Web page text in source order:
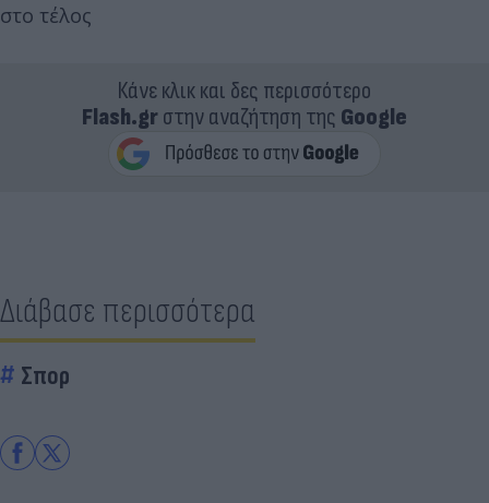
στο τέλος
Κάνε κλικ και δες περισσότερο
Flash.grστην αναζήτηση της Google
Διάβασε περισσότερα
Σπορ